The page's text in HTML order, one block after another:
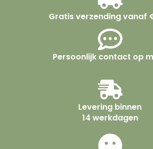
Gratis verzending vanaf
Persoonlijk contact op
Levering binnen
14 werkdagen